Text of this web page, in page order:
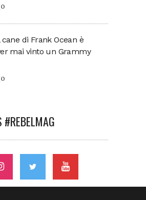
di Frank Ocean è
mai vinto un Grammy
#REBELMAG